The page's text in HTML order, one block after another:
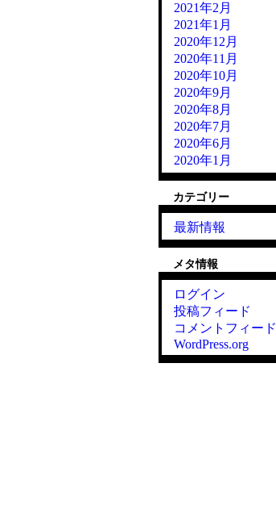
2021年2月
2021年1月
2020年12月
2020年11月
2020年10月
2020年9月
2020年8月
2020年7月
2020年6月
2020年1月
カテゴリー
最新情報
メタ情報
ログイン
投稿フィード
コメントフィード
WordPress.org